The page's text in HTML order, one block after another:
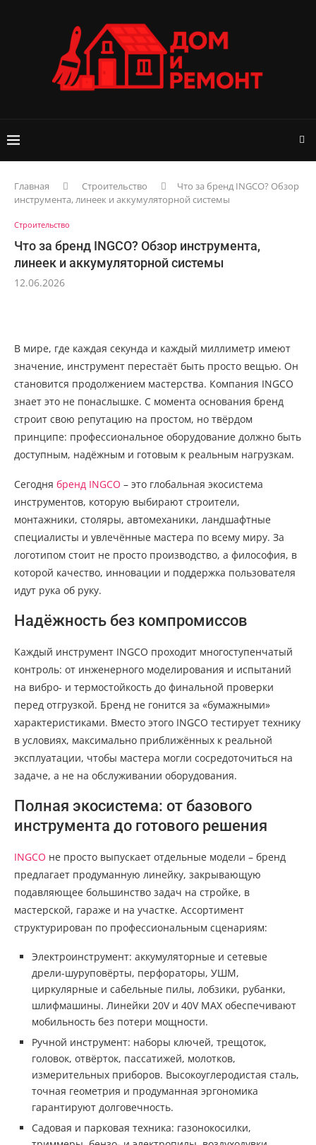
Главная Строительство
Что за бренд INGCO? Обзор
инструмента, линеек и аккумуляторной системы
Строительство
Что за бренд INGCO? Обзор инструмента,
линеек и аккумуляторной системы
12.06.2026
В мире, где каждая секунда и каждый миллиметр имеют
значение, инструмент перестаёт быть просто вещью. Он
становится продолжением мастерства. Компания INGCO
знает это не понаслышке. С момента основания бренд
строит свою репутацию на простом, но твёрдом
принципе: профессиональное оборудование должно быть
доступным, надёжным и готовым к реальным нагрузкам.
Сегодня бренд INGCO – это глобальная экосистема
инструментов, которую выбирают строители,
монтажники, столяры, автомеханики, ландшафтные
специалисты и увлечённые мастера по всему миру. За
логотипом стоит не просто производство, а философия, в
которой качество, инновации и поддержка пользователя
идут рука об руку.
Надёжность без компромиссов
Каждый инструмент INGCO проходит многоступенчатый
контроль: от инженерного моделирования и испытаний
на вибро- и термостойкость до финальной проверки
перед отгрузкой. Бренд не гонится за «бумажными»
характеристиками. Вместо этого INGCO тестирует технику
в условиях, максимально приближённых к реальной
эксплуатации, чтобы мастера могли сосредоточиться на
задаче, а не на обслуживании оборудования.
Полная экосистема: от базового
инструмента до готового решения
INGCO не просто выпускает отдельные модели – бренд
предлагает продуманную линейку, закрывающую
подавляющее большинство задач на стройке, в
мастерской, гараже и на участке. Ассортимент
структурирован по профессиональным сценариям:
Электроинструмент: аккумуляторные и сетевые
дрели-шуруповёрты, перфораторы, УШМ,
циркулярные и сабельные пилы, лобзики, рубанки,
шлифмашины. Линейки 20V и 40V MAX обеспечивают
мобильность без потери мощности.
Ручной инструмент: наборы ключей, трещоток,
головок, отвёрток, пассатижей, молотков,
измерительных приборов. Высокоуглеродистая сталь,
точная геометрия и продуманная эргономика
гарантируют долговечность.
Садовая и парковая техника: газонокосилки,